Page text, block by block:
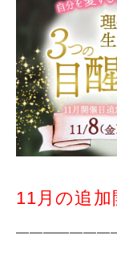
11月の追加